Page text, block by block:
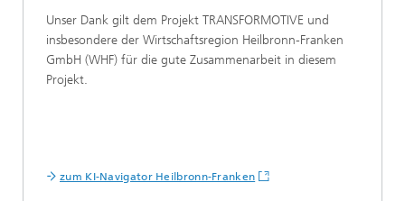
Unser Dank gilt dem Projekt TRANSFORMOTIVE und
insbesondere der Wirtschaftsregion Heilbronn-Franken
GmbH (WHF) für die gute Zusammenarbeit in diesem
Projekt.
zum KI-Navigator Heilbronn-Franken